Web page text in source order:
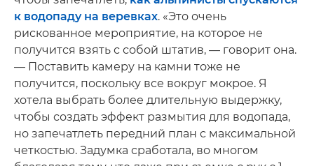
к водопаду на веревках. «Это очень
рискованное мероприятие, на которое не
получится взять с собой штатив, — говорит она.
— Поставить камеру на камни тоже не
получится, поскольку все вокруг мокрое. Я
хотела выбрать более длительную выдержку,
чтобы создать эффект размытия для водопада,
но запечатлеть передний план с максимальной
четкостью. Задумка сработала, во многом